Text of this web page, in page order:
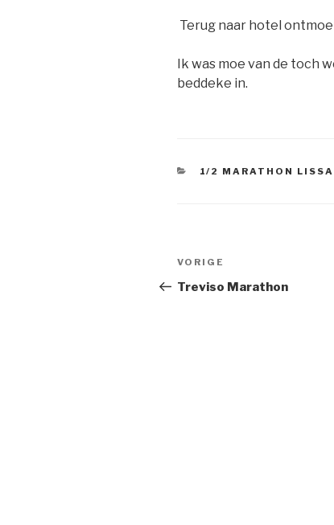
Terug naar hotel
Ik was moe van de toch
beddeke in.
CATEGORIEËN
1/2 MARATHON
Bericht
navigatie
Vorig
bericht
VORIGE
Treviso Marathon